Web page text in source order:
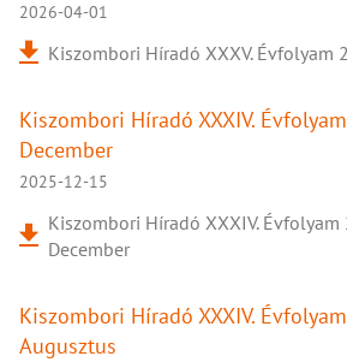
2026-04-01
Kiszombori Híradó XXXV. Évfolyam
Kiszombori Híradó XXXIV.
December
2025-12-15
Kiszombori Híradó XXXIV. Évfolyam
December
Kiszombori Híradó XXXIV.
Augusztus